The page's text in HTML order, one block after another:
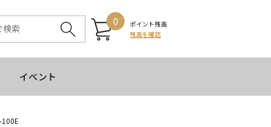
0
ポイント残高
残高を確認
イベント